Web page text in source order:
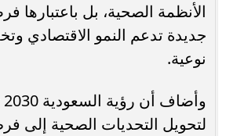
الأنظمة الصحية، بل باعتبارها
جديدة تدعم النمو الاقتصادي
نوعية.
لتحويل التحديات الصحية إلى